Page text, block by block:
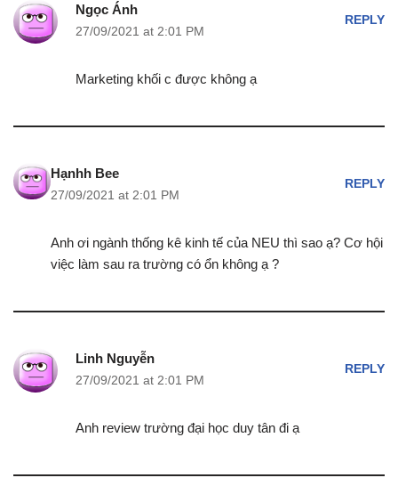
Ngọc Ánh
27/09/2021 at 2:01 PM
REPLY
Marketing khối c được không ạ
Hạnhh Bee
27/09/2021 at 2:01 PM
REPLY
Anh ơi ngành thống kê kinh tế của NEU thì sao ạ? Cơ hội
việc làm sau ra trường có ổn không ạ ?
Linh Nguyễn
27/09/2021 at 2:01 PM
REPLY
Anh review trường đại học duy tân đi ạ